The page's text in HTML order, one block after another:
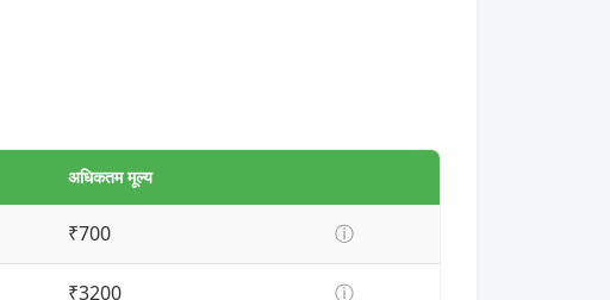
अधिकतम मूल्य
₹700 ⓘ
₹3200 ⓘ